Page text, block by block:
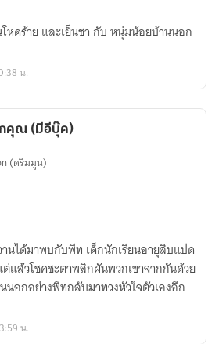
โหดร้าย และเย็นชา กับ หนุ่มน้อยบ้านนอก
น.
คุณ (มีอีบุ๊ค)
(ดรีมมูน)
นได้มาพบกับพีท เด็กนักเรียนอายุสิบแปด
แล้วโชคชะตาพลิกผันพวกเขาจากกันด้วย
นอกอย่างพีทกลับมาทวงหัวใจตัวเองอีก
น.